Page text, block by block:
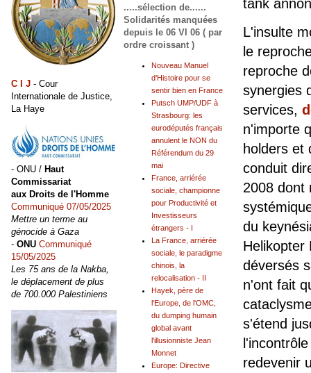
tank
L'insulte
le
reproche
synergies
services,
n'importe
holders et
conduit
2008 dont
du
Helikopter
déversés
n'ont fait
s'étend
redevenir
.....sélection de......
Solidarités manquées
depuis le 06 VI 06 ( par
ordre croissant )
Nouveau Manuel
d'Histoire pour se
sentir bien en France
Putsch UMP/UDF à
Strasbourg: les
eurodéputés français
annulent le NON du
Référendum du 29
mai
France, arriérée
sociale, championne
pour Productivité et
Investisseurs
étrangers - I
La France, arriérée
sociale, le paradigme
chinois, la
relocalisation - II
Hayek, père de
l'Europe, de l'OMC,
du dumping humain
global avant
l'illusionniste Jean
Monnet
Europe: Directive
C I J - Cour
Internationale de Justice,
La Haye
- ONU / Haut
Commissariat
aux Droits de l'Homme
Communiqué 07/05/2025
Mettre un terme au
génocide à Gaza
- ONU Communiqué
15/05/2025
Les 75 ans de la Nakba,
le déplacement de plus
de 700.000 Palestiniens